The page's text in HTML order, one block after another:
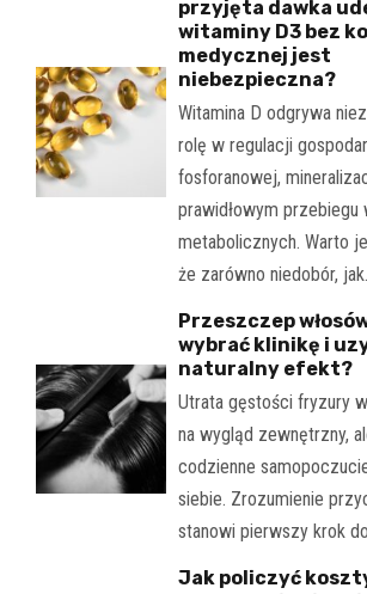
przyjęta dawka
witaminy D3 bez
medycznej jest
niebezpieczna?
Witamina D odgrywa
rolę w regulacji
fosforanowej,
prawidłowym
metabolicznych. Warto
że zarówno niedobór,
Przeszczep
wybrać klinikę i
naturalny efekt?
Utrata gęstości fryzury
na wygląd zewnętrzny,
codzienne
siebie. Zrozumienie
stanowi pierwszy krok
Jak policzyć